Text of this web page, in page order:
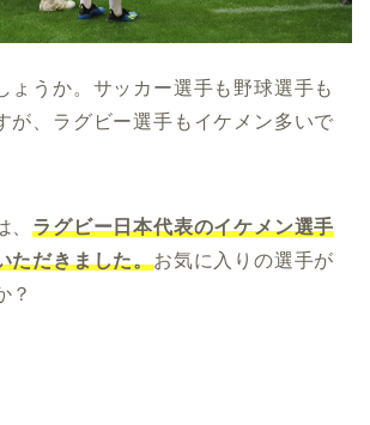
ょうか。サッカー選手も野球選手も
が、ラグビー選手もイケメン多いで
、ラグビー日本代表のイケメン選手
ただきました。お気に入りの選手が
？